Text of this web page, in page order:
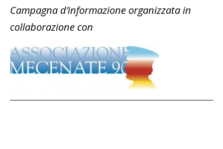
Campagna d’informazione organizzata in
collaborazione con